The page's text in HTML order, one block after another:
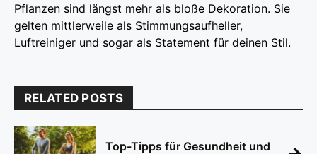
Pflanzen sind längst mehr als bloße Dekoration. Sie
gelten mittlerweile als Stimmungsaufheller,
Luftreiniger und sogar als Statement für deinen Stil.
RELATED POSTS
Top-Tipps für Gesundheit und